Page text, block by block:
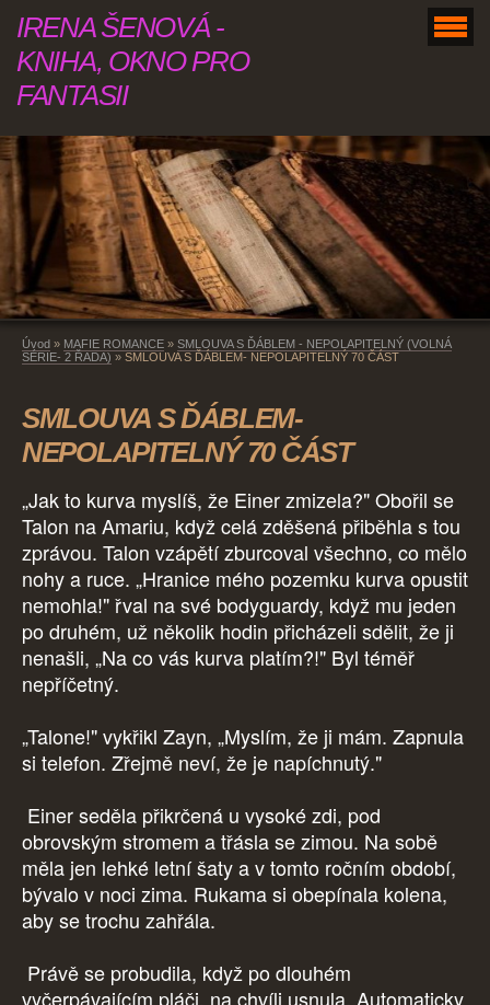
IRENA ŠENOVÁ -
KNIHA, OKNO PRO
FANTASII
Úvod » MAFIE ROMANCE » SMLOUVA S ĎÁBLEM - NEPOLAPITELNÝ (VOLNÁ
SÉRIE- 2 ŘADA) » SMLOUVA S ĎÁBLEM- NEPOLAPITELNÝ 70 ČÁST
SMLOUVA S ĎÁBLEM-
NEPOLAPITELNÝ 70 ČÁST
„Jak to kurva myslíš, že Einer zmizela?" Obořil se
Talon na Amariu, když celá zděšená přiběhla s tou
zprávou. Talon vzápětí zburcoval všechno, co mělo
nohy a ruce. „Hranice mého pozemku kurva opustit
nemohla!" řval na své bodyguardy, když mu jeden
po druhém, už několik hodin přicházeli sdělit, že ji
nenašli, „Na co vás kurva platím?!" Byl téměř
nepříčetný.
„Talone!" vykřikl Zayn, „Myslím, že ji mám. Zapnula
si telefon. Zřejmě neví, že je napíchnutý."
Einer seděla přikrčená u vysoké zdi, pod
obrovským stromem a třásla se zimou. Na sobě
měla jen lehké letní šaty a v tomto ročním období,
bývalo v noci zima. Rukama si obepínala kolena,
aby se trochu zahřála.
Právě se probudila, když po dlouhém
vyčerpávajícím pláči, na chvíli usnula. Automaticky